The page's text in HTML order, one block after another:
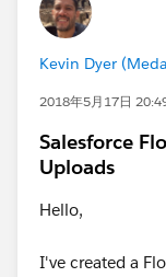
Kevin Dyer
2018年5月17日
Salesforce
Uploads
Hello,
I've created a